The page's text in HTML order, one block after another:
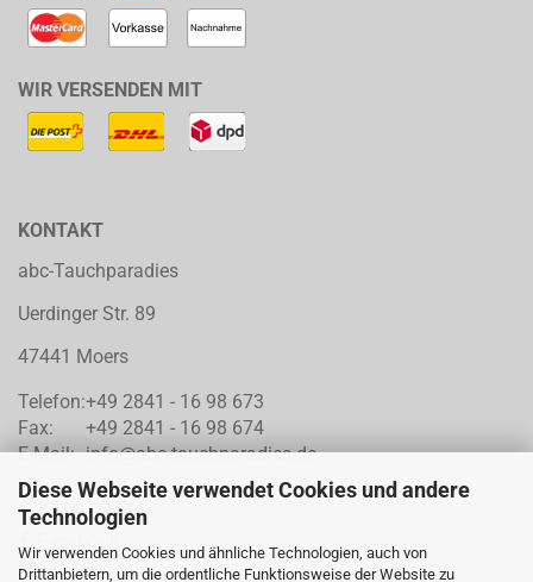
Diese Webseite verwendet Cookies und andere
Technologien
Wir verwenden Cookies und ähnliche Technologien, auch von
Drittanbietern, um die ordentliche Funktionsweise der Website zu
WIR VERSENDEN MIT
KONTAKT
abc-Tauchparadies
Uerdinger Str. 89
47441 Moers
Telefon:+49 2841 - 16 98 673
Fax:
+49 2841 - 16 98 674
E-Mail: info@abc-tauchparadies.de
SOCIAL MEDIA
Facebook
Twitter